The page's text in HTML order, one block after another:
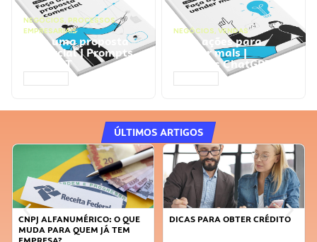
NEGÓCIOS, PROCESSOS
EMPRESARIAIS
Faça uma proposta
comercial | Prompts
ChatGPT
NEGÓCIOS, VENDAS
Faça ações para
vender mais |
Prompts ChatGPT
ÚLTIMOS ARTIGOS
DICAS PARA OBTER CRÉDITO
FAÇA A DIFERENÇA: SEJA